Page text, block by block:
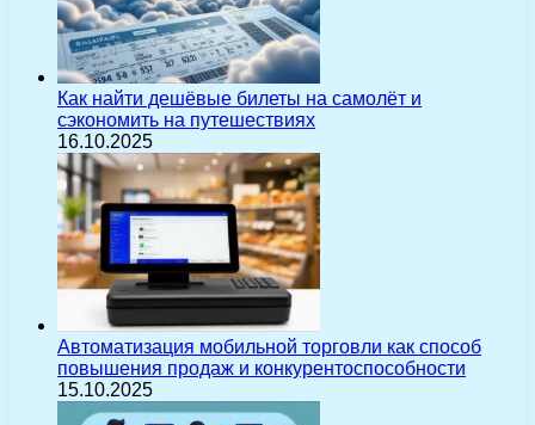
Как найти дешёвые билеты на самолёт и
сэкономить на путешествиях
16.10.2025
Автоматизация мобильной торговли как способ
повышения продаж и конкурентоспособности
15.10.2025